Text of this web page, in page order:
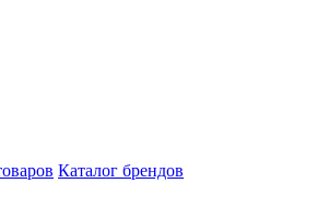
Каталог брендов